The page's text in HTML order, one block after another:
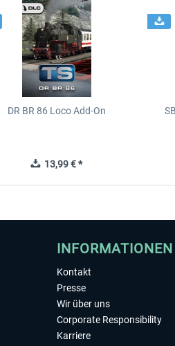
DR BR 86 Loco Add-On
13,99 € *
INFORMATIONEN
Kontakt
Presse
Wir über uns
Corporate Responsibility
Karriere